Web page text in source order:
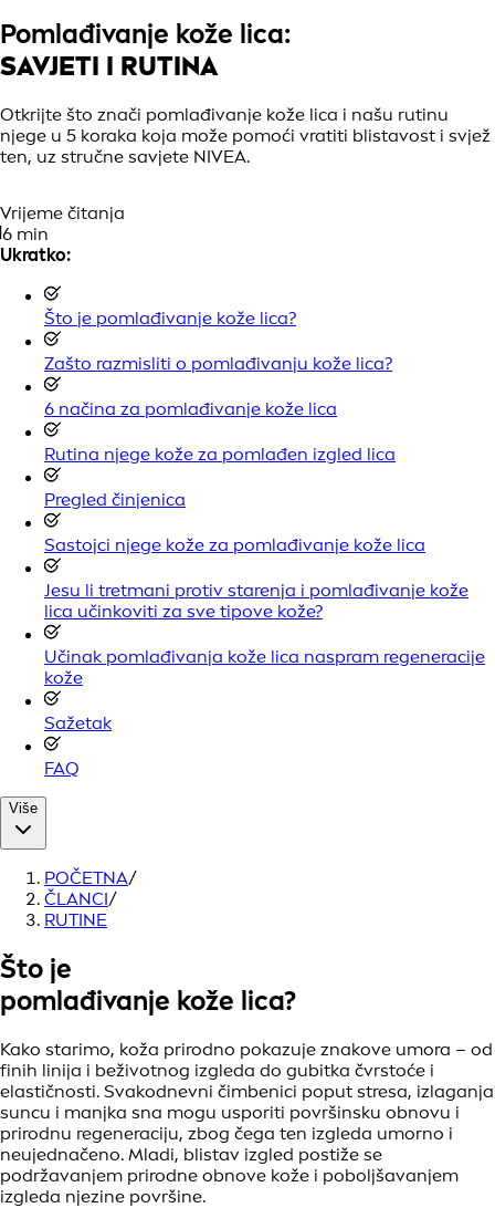
Pomlađivanje kože lica:
SAVJETI I RUTINA
Otkrijte što znači pomlađivanje kože lica i našu rutinu
njege u 5 koraka koja može pomoći vratiti blistavost i svjež
ten, uz stručne savjete NIVEA.
Vrijeme čitanja
6 min
Ukratko:
Što je pomlađivanje kože lica?
Zašto razmisliti o pomlađivanju kože lica?
6 načina za pomlađivanje kože lica
Rutina njege kože za pomlađen izgled lica
Pregled činjenica
Sastojci njege kože za pomlađivanje kože lica
Jesu li tretmani protiv starenja i pomlađivanje kože
lica učinkoviti za sve tipove kože?
Učinak pomlađivanja kože lica naspram regeneracije
kože
Sažetak
FAQ
Više
POČETNA/
ČLANCI/
RUTINE
Što je
pomlađivanje kože lica?
Kako starimo, koža prirodno pokazuje znakove umora – od
finih linija i beživotnog izgleda do gubitka čvrstoće i
elastičnosti. Svakodnevni čimbenici poput stresa, izlaganja
suncu i manjka sna mogu usporiti površinsku obnovu i
prirodnu regeneraciju, zbog čega ten izgleda umorno i
neujednačeno. Mladi, blistav izgled postiže se
podržavanjem prirodne obnove kože i poboljšavanjem
izgleda njezine površine.